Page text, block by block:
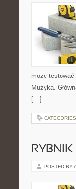
może
Muzyka.
[…]
RYBNIK
POSTED BY